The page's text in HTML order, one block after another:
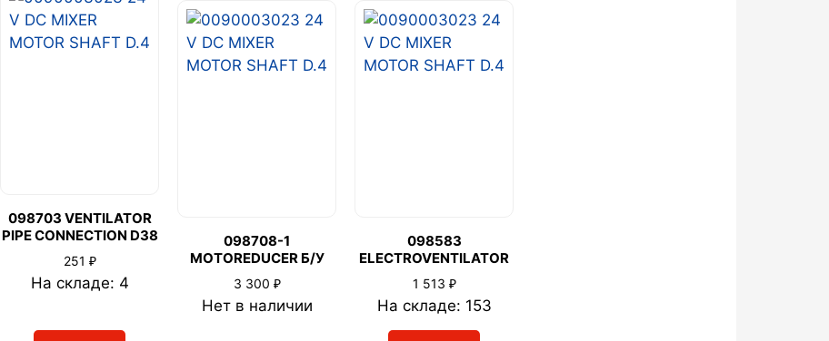
098703 VENTILATOR
PIPE CONNECTION D38
251 ₽
На складе: 4
098708-1
MOTOREDUCER Б/У
3 300 ₽
Нет в наличии
098583
ELECTROVENTILATOR
1 513 ₽
На складе: 153